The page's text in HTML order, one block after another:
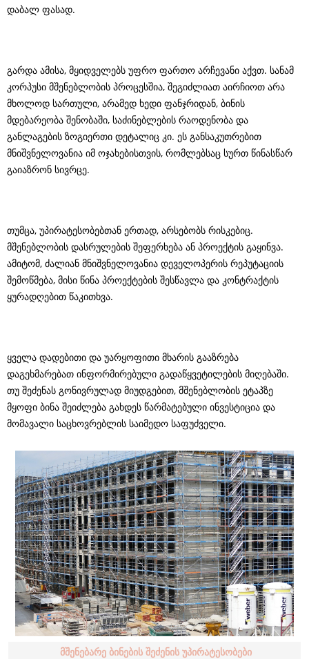
დაბალ ფასად.
გარდა ამისა, მყიდველებს უფრო ფართო არჩევანი აქვთ. სანამ
კორპუსი მშენებლობის პროცესშია, შეგიძლიათ აირჩიოთ არა
მხოლოდ სართული, არამედ ხედი ფანჯრიდან, ბინის
მდებარეობა შენობაში, საძინებლების რაოდენობა და
განლაგების ზოგიერთი დეტალიც კი. ეს განსაკუთრებით
მნიშვნელოვანია იმ ოჯახებისთვის, რომლებსაც სურთ წინასწარ
გაიაზრონ სივრცე.
თუმცა, უპირატესობებთან ერთად, არსებობს რისკებიც.
მშენებლობის დასრულების შეფერხება ან პროექტის გაყინვა.
ამიტომ, ძალიან მნიშვნელოვანია დეველოპერის რეპუტაციის
შემოწმება, მისი წინა პროექტების შესწავლა და კონტრაქტის
ყურადღებით წაკითხვა.
ყველა დადებითი და უარყოფითი მხარის გააზრება
დაგეხმარებათ ინფორმირებული გადაწყვეტილების მიღებაში.
თუ შეძენას გონივრულად მიუდგებით, მშენებლობის ეტაპზე
მყოფი ბინა შეიძლება გახდეს წარმატებული ინვესტიცია და
მომავალი საცხოვრებლის საიმედო საფუძველი.
მშენებარე ბინების შეძენის უპირატესობები